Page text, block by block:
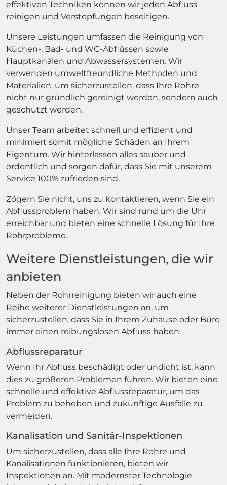
effektiven Techniken können wir jeden Abfluss
reinigen und Verstopfungen beseitigen.
Unsere Leistungen umfassen die Reinigung von
Küchen-, Bad- und WC-Abflüssen sowie
Hauptkanälen und Abwassersystemen. Wir
verwenden umweltfreundliche Methoden und
Materialien, um sicherzustellen, dass Ihre Rohre
nicht nur gründlich gereinigt werden, sondern auch
geschützt werden.
Unser Team arbeitet schnell und effizient und
minimiert somit mögliche Schäden an Ihrem
Eigentum. Wir hinterlassen alles sauber und
ordentlich und sorgen dafür, dass Sie mit unserem
Service 100% zufrieden sind.
Zögern Sie nicht, uns zu kontaktieren, wenn Sie ein
Abflussproblem haben. Wir sind rund um die Uhr
erreichbar und bieten eine schnelle Lösung für Ihre
Rohrprobleme.
Weitere Dienstleistungen, die wir
anbieten
Neben der Rohrreinigung bieten wir auch eine
Reihe weiterer Dienstleistungen an, um
sicherzustellen, dass Sie in Ihrem Zuhause oder Büro
immer einen reibungslosen Abfluss haben.
Abflussreparatur
Wenn Ihr Abfluss beschädigt oder undicht ist, kann
dies zu größeren Problemen führen. Wir bieten eine
schnelle und effektive Abflussreparatur, um das
Problem zu beheben und zukünftige Ausfälle zu
vermeiden.
Kanalisation und Sanitär-Inspektionen
Um sicherzustellen, dass alle Ihre Rohre und
Kanalisationen funktionieren, bieten wir
Inspektionen an. Mit modernster Technologie